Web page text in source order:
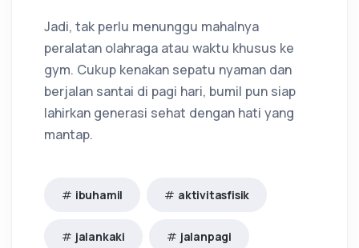
Jadi, tak perlu menunggu mahalnya
peralatan olahraga atau waktu khusus ke
gym. Cukup kenakan sepatu nyaman dan
berjalan santai di pagi hari, bumil pun siap
lahirkan generasi sehat dengan hati yang
mantap.
ibuhamil aktivitasfisik
jalankaki jalanpagi